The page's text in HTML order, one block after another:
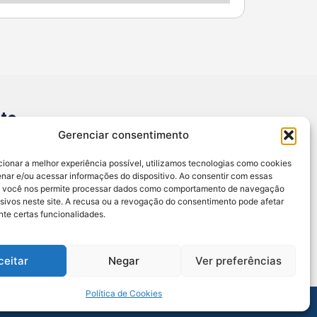
Gerenciar consentimento
a melhor experiência possível, utilizamos tecnologias como cookies
e/ou acessar informações do dispositivo. Ao consentir com essas
nos permite processar dados como comportamento de navegação
neste site. A recusa ou a revogação do consentimento pode afetar
certas funcionalidades.
Negar Ver preferências
Política de Cookies
0001-44 / Central de Noticias
RUA JOSE AMORIM 7A ANDAR 1, SANTANA
ALAGOAS - BR
DAVI VALÕES (82) 99808-2367